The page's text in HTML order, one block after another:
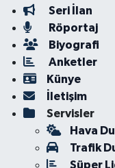
Seri İlan
Röportaj
Biyografi
Anketler
Künye
İletişim
Servisler
Hava
Trafik
Süper